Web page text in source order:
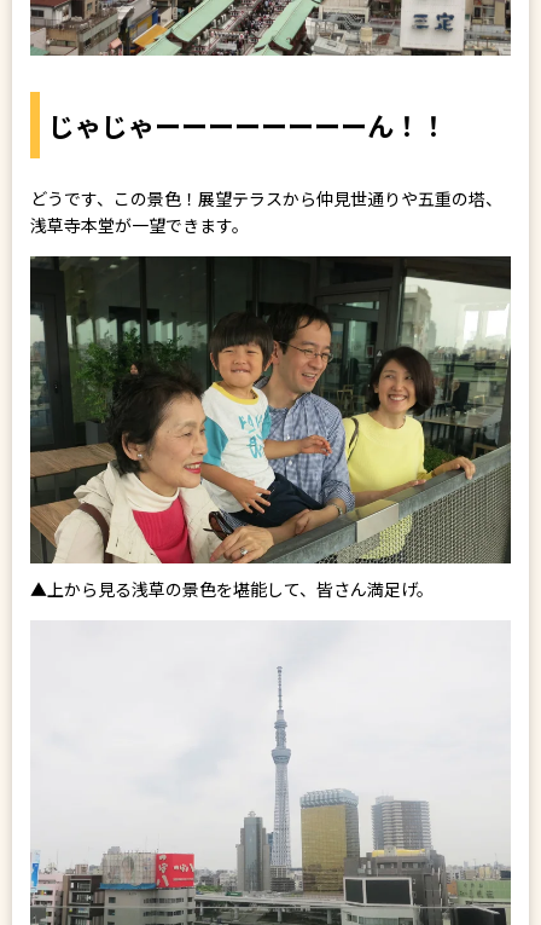
じゃじゃーーーーーーーーん！！
どうです、この景色！展望テラスから仲見世通りや五重の塔、
浅草寺本堂が一望できます。
▲上から見る浅草の景色を堪能して、皆さん満足げ。